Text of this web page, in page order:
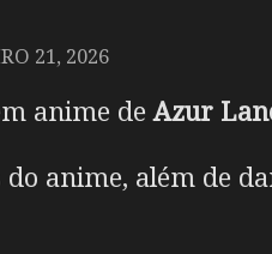
21, 2026
anime deAzur
do anime, além de